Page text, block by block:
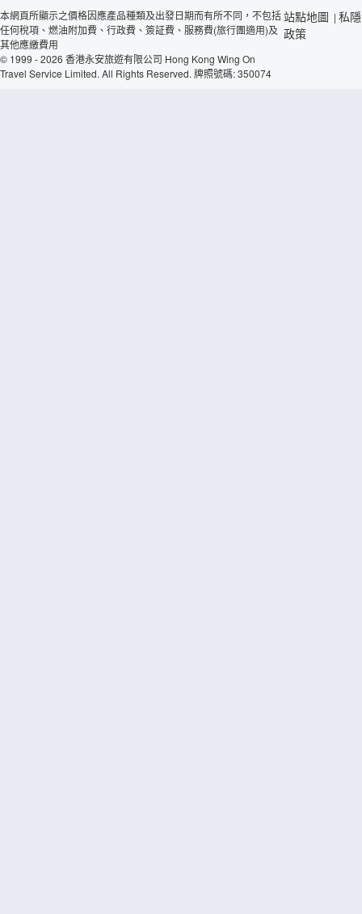
本網頁所顯示之價格因應產品種類及出發日期而有所不同，不包括
任何稅項、燃油附加費、行政費、簽証費、服務費(旅行團適用)及
其他應繳費用
© 1999 - 2026 香港永安旅遊有限公司 Hong Kong Wing On
Travel Service Limited. All Rights Reserved. 牌照號碼: 350074
站點地圖 | 私隱
政策